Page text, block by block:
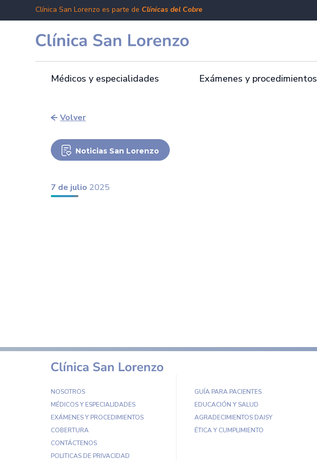
Clínica San Lorenzo es parte de Clínicas del Cobre
Médicos y especialidades Exámenes y procedimientos
Volver
Noticias San Lorenzo
7 de julio 2025
NOSOTROS
MÉDICOS Y ESPECIALIDADES
EXÁMENES Y PROCEDIMIENTOS
COBERTURA
CONTÁCTENOS
POLITICAS DE PRIVACIDAD
GUÍA PARA PACIENTES
EDUCACIÓN Y SALUD
AGRADECIMIENTOS DAISY
ÉTICA Y CUMPLIMIENTO